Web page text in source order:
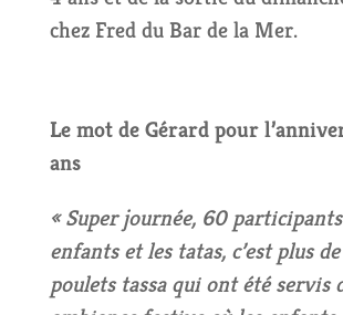
chez Fred du Bar de la Mer.
Le mot de Gérard pour
ans
« Super journée, 60
enfants et les tatas, c’est plus
poulets tassa qui ont été servis